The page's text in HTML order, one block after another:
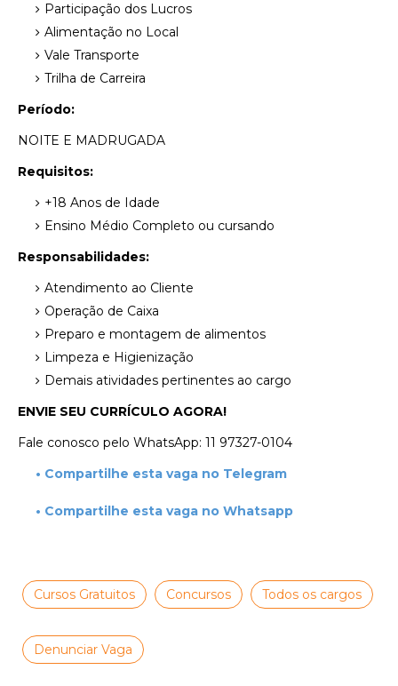
Participação dos Lucros
Alimentação no Local
Vale Transporte
Trilha de Carreira
Período:
NOITE E MADRUGADA
Requisitos:
+18 Anos de Idade
Ensino Médio Completo ou cursando
Responsabilidades:
Atendimento ao Cliente
Operação de Caixa
Preparo e montagem de alimentos
Limpeza e Higienização
Demais atividades pertinentes ao cargo
ENVIE SEU CURRÍCULO AGORA!
Fale conosco pelo WhatsApp: 11 97327-0104
• Compartilhe esta vaga no Telegram
• Compartilhe esta vaga no Whatsapp
Cursos Gratuitos Concursos Todos os cargos
Denunciar Vaga